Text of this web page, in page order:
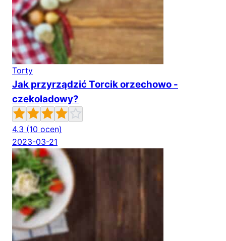
Torty
Jak przyrządzić Torcik orzechowo -
czekoladowy?
4.3 (10 ocen)
2023-03-21